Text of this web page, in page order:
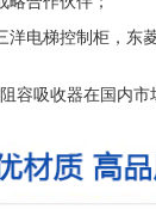
洋电梯控制柜，东
容吸收器在国内市